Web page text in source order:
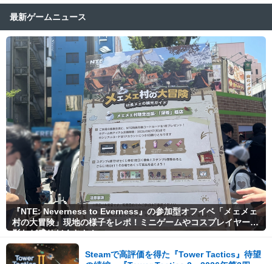
最新ゲームニュース
『NTE: Neverness to Everness』の参加型オフイベ「メェメェ
村の大冒険」現地の様子をレポ！ミニゲームやコスプレイヤー撮
影など盛りだくさん！
Steamで高評価を得た『Tower Tactics』待望